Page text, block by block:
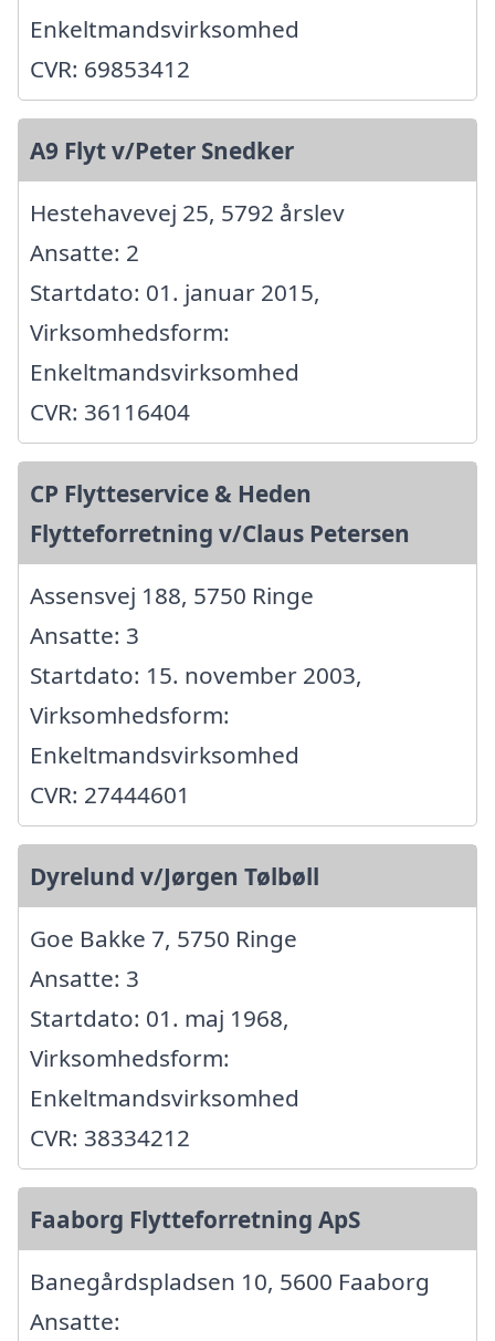
Enkeltmandsvirksomhed
CVR: 69853412
A9 Flyt v/Peter Snedker
Hestehavevej 25, 5792 årslev
Ansatte: 2
Startdato: 01. januar 2015,
Virksomhedsform:
Enkeltmandsvirksomhed
CVR: 36116404
CP Flytteservice & Heden
Flytteforretning v/Claus Petersen
Assensvej 188, 5750 Ringe
Ansatte: 3
Startdato: 15. november 2003,
Virksomhedsform:
Enkeltmandsvirksomhed
CVR: 27444601
Dyrelund v/Jørgen Tølbøll
Goe Bakke 7, 5750 Ringe
Ansatte: 3
Startdato: 01. maj 1968,
Virksomhedsform:
Enkeltmandsvirksomhed
CVR: 38334212
Faaborg Flytteforretning ApS
Banegårdspladsen 10, 5600 Faaborg
Ansatte: